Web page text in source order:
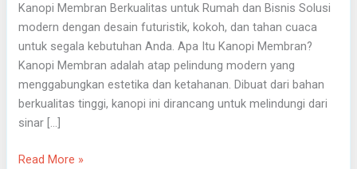
Kanopi Membran Berkualitas untuk Rumah dan Bisnis Solusi
modern dengan desain futuristik, kokoh, dan tahan cuaca
untuk segala kebutuhan Anda. Apa Itu Kanopi Membran?
Kanopi Membran adalah atap pelindung modern yang
menggabungkan estetika dan ketahanan. Dibuat dari bahan
berkualitas tinggi, kanopi ini dirancang untuk melindungi dari
sinar […]
Read More »